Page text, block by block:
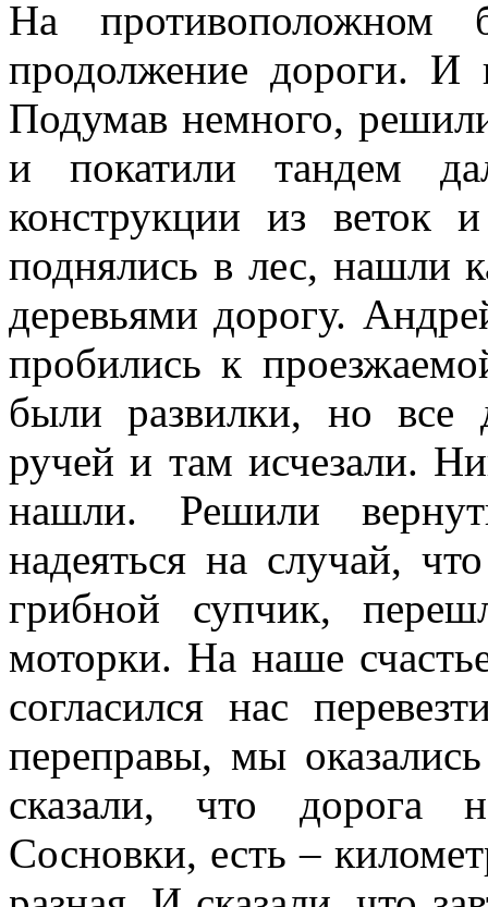
На
продолжение дороги.
Подумав немного,
и покатили тандем
конструкции из веток
поднялись в лес, нашли
деревьями дорогу.
пробились к
были развилки, но все
ручей и там исчезали.
нашли. Решили
надеяться на случай,
грибной супчик,
моторки. На наше
согласился нас
переправы, мы
сказали, что дорога
Сосновки, есть –